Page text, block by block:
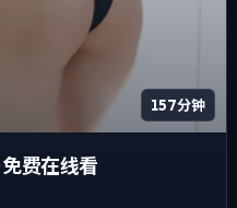
157分钟
免费在线看